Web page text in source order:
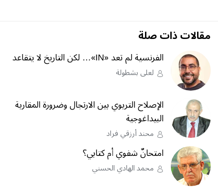
مقالات ذات صلة
الفرنسية لم تعد «IN»… لكن التاريخ لا يتقاعد
لعلى بشطولة
الإصلاح التربوي بين الارتجال وضرورة المقاربة
البيداغوجية
محند أرزقي فراد
امتحانٌ شفوي أم كتابي؟
محمد الهادي الحسني